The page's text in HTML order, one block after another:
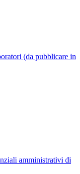
(da pubblicare in
amministrativi di